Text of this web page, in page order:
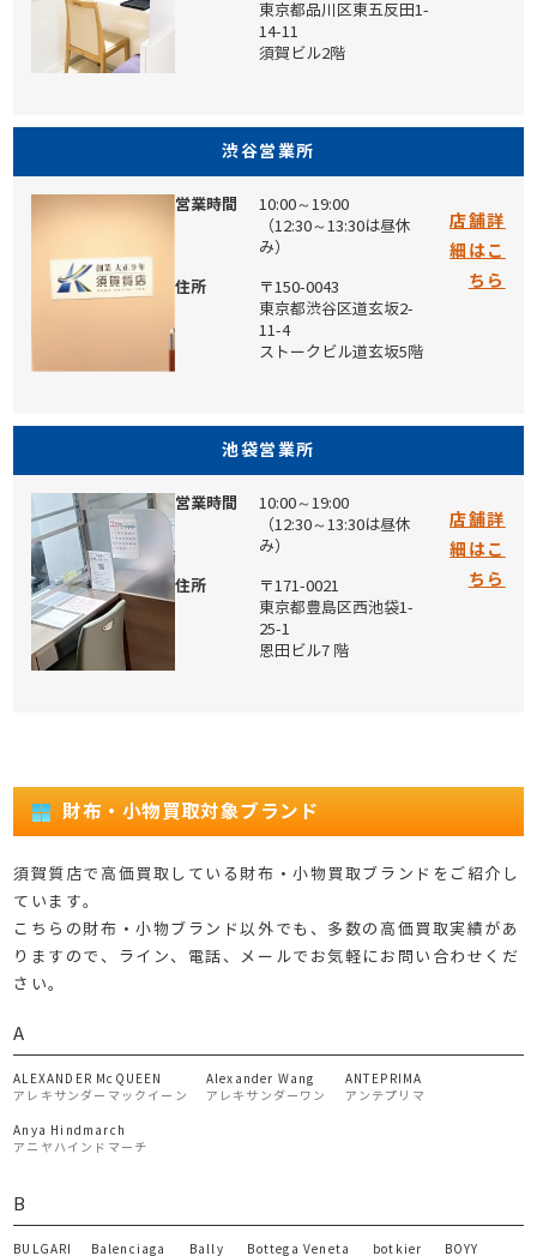
東京都品川区東五反田1-
14-11
須賀ビル2階
渋谷営業所
営業時間
10:00～19:00
（12:30～13:30は昼休
み）
住所
〒150-0043
東京都渋谷区道玄坂2-
11-4
ストークビル道玄坂5階
店舗詳
細はこ
ちら
池袋営業所
営業時間
10:00～19:00
（12:30～13:30は昼休
み）
住所
〒171-0021
東京都豊島区西池袋1-
25-1
恩田ビル7 階
店舗詳
細はこ
ちら
財布・小物買取対象ブランド
須賀質店で高価買取している財布・小物買取ブランドをご紹介し
ています。
こちらの財布・小物ブランド以外でも、多数の高価買取実績があ
りますので、ライン、電話、メールでお気軽にお問い合わせくだ
さい。
A
ALEXANDER McQUEEN
アレキサンダーマックイーン
Alexander Wang
アレキサンダーワン
ANTEPRIMA
アンテプリマ
Anya Hindmarch
アニヤハインドマーチ
B
BULGARI Balenciaga Bally Bottega Veneta botkier BOYY